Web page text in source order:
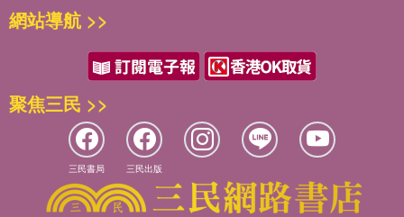
網站導航 >>
聚焦三民 >>
三民書局 三民出版